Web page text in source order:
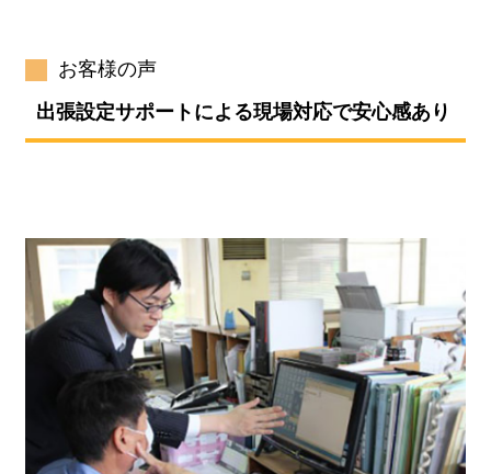
お客様の声
出張設定サポートによる現場対応で安心感あり